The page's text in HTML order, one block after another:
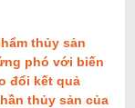
thủy sản
phó với biến
đổi kết quả
thủy sản của